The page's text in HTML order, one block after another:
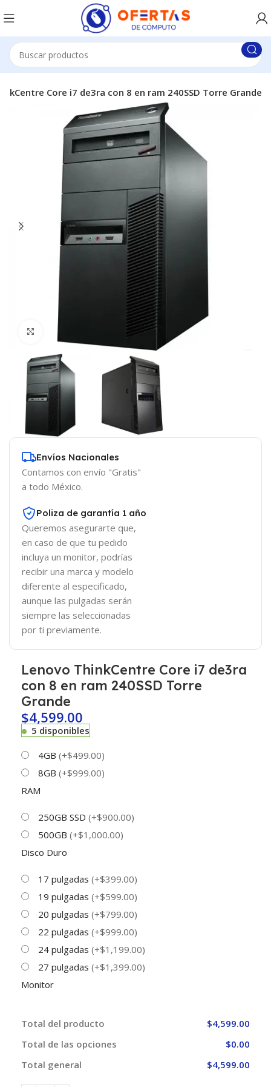
Core i7 de3ra con 8 en ram 240SSD Torre Grande
Click to enlarge
Envíos Nacionales
Contamos con envío "Gratis"
a todo México.
Poliza de garantía 1 año
Queremos asegurarte que,
en caso de que tu pedido
incluya un monitor, podrías
recibir una marca y modelo
diferente al especificado,
aunque las pulgadas serán
siempre las seleccionadas
por ti previamente.
Lenovo ThinkCentre Core i7 de3ra
con 8 en ram 240SSD Torre
Grande
$4,599.00
5 disponibles
4GB(+$499.00)
8GB(+$999.00)
RAM
250GB SSD(+$900.00)
500GB(+$1,000.00)
Disco Duro
17 pulgadas(+$399.00)
19 pulgadas(+$599.00)
20 pulgadas(+$799.00)
22 pulgadas(+$999.00)
24 pulgadas(+$1,199.00)
27 pulgadas(+$1,399.00)
Monitor
Total del producto
$4,599.00
Total de las opciones
$0.00
Total general
$4,599.00